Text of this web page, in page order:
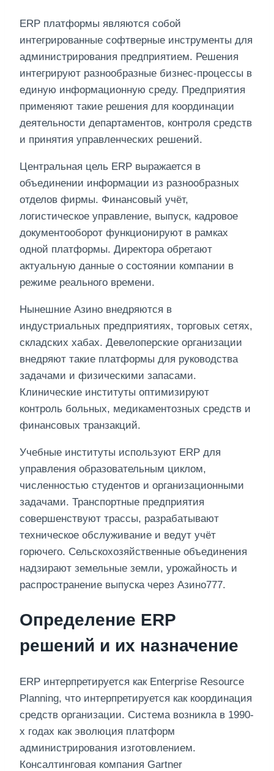
ERP платформы являются собой
интегрированные софтверные инструменты для
администрирования предприятием. Решения
интегрируют разнообразные бизнес-процессы в
единую информационную среду. Предприятия
применяют такие решения для координации
деятельности департаментов, контроля средств
и принятия управленческих решений.
Центральная цель ERP выражается в
объединении информации из разнообразных
отделов фирмы. Финансовый учёт,
логистическое управление, выпуск, кадровое
документооборот функционируют в рамках
одной платформы. Директора обретают
актуальную данные о состоянии компании в
режиме реального времени.
Нынешние Азино внедряются в
индустриальных предприятиях, торговых сетях,
складских хабах. Девелоперские организации
внедряют такие платформы для руководства
задачами и физическими запасами.
Клинические институты оптимизируют
контроль больных, медикаментозных средств и
финансовых транзакций.
Учебные институты используют ERP для
управления образовательным циклом,
численностью студентов и организационными
задачами. Транспортные предприятия
совершенствуют трассы, разрабатывают
техническое обслуживание и ведут учёт
горючего. Сельскохозяйственные объединения
надзирают земельные земли, урожайность и
распространение выпуска через Азино777.
Определение ERP
решений и их назначение
ERP интерпретируется как Enterprise Resource
Planning, что интерпретируется как координация
средств организации. Система возникла в 1990-
х годах как эволюция платформ
администрирования изготовлением.
Консалтинговая компания Gartner